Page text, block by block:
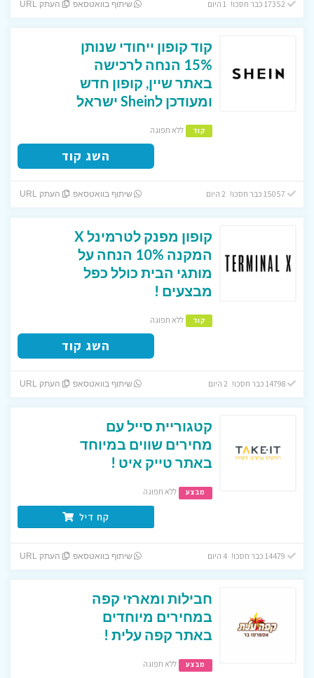
שיתוף בוואטסאפ העתק URL
קוד קופון ייחודי שנותן
15% הנחה לרכישה
באתר שיין, קופון חדש
ומעודכן לShein ישראל
קוד ללא תפוגה
השג קוד
שיתוף בוואטסאפ העתק URL
קופון מפנק לטרמינל X
המקנה 10% הנחה על
מותגי הבית כולל כפל
מבצעים !
קוד ללא תפוגה
השג קוד
14798 כבר חסכו! 2 היום שיתוף בוואטסאפ העתק URL
קטגוריית סייל עם
מחירים שווים במיוחד
באתר טייק איט !
מבצע ללא תפוגה
קח דיל
שיתוף בוואטסאפ העתק URL
חבילות ומארזי קפה
במחירים מיוחדים
באתר קפה עלית !
מבצע ללא תפוגה